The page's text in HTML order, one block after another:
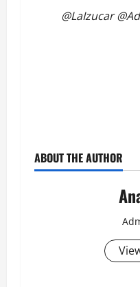
@LaIzucar
ABOUT THE AUTHOR